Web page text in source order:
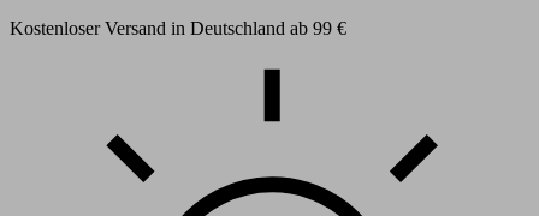
Kostenloser Versand in Deutschland ab 99 €